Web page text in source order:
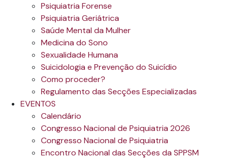
Psiquiatria Forense
Psiquiatria Geriátrica
Saúde Mental da Mulher
Medicina do Sono
Sexualidade Humana
Suicidologia e Prevenção do Suicídio
Como proceder?
Regulamento das Secções Especializadas
EVENTOS
Calendário
Congresso Nacional de Psiquiatria 2026
Congresso Nacional de Psiquiatria
Encontro Nacional das Secções da SPPSM